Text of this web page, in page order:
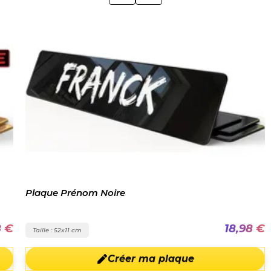
€
Plaque Prénom Noire
Taille : 52x11 cm 18,98 €
Créer ma plaque